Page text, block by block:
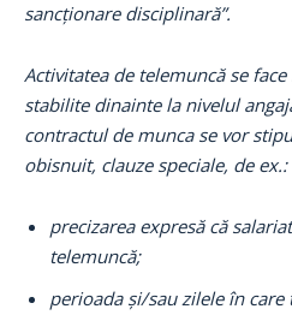
sancționare disciplinară”.
Activitatea de telemuncă se
stabilite dinainte la nivelul
contractul de munca se vor
obisnuit, clauze speciale, de ex.:
precizarea expresă că
telemuncă;
perioada și/sau zilele în